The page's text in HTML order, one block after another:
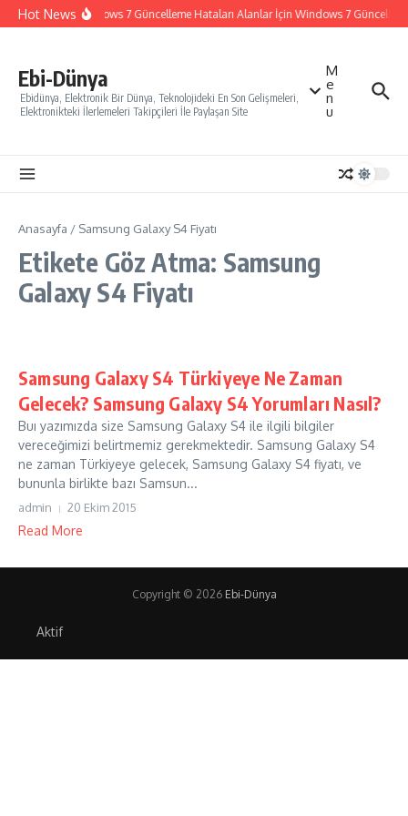
İçeriğe atla
Hot NewsWindows 7 Güncelleme Hataları Alanlar İçin Windows 7
Ebi-Dünya
Ebidünya, Elektronik Bir Dünya, Teknolojideki En Son Gelişmeleri,
Elektronikteki İlerlemeleri Takipçileri İle Paylaşan Site
M
e
n
u
Anasayfa / Samsung Galaxy S4 Fiyatı
Etikete Göz Atma: Samsung
Galaxy S4 Fiyatı
Samsung Galaxy S4 Türkiyeye Ne Zaman
Gelecek? Samsung Galaxy S4 Yorumları Nasıl?
Buı yazımızda size Samsung Galaxy S4 ile ilgili bilgiler
vereceğimizi belirtmemiz gerekmektedir. Samsung Galaxy S4
ne zaman Türkiyeye gelecek, Samsung Galaxy S4 fiyatı, ve
bununla birlikte bazı Samsun...
admin 20 Ekim 2015
Read More
Copyright © 2026 Ebi-Dünya
Aktif